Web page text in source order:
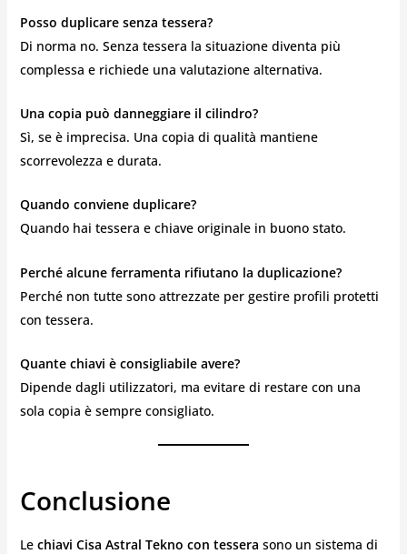
Posso duplicare senza tessera?
Di norma no. Senza tessera la situazione diventa più
complessa e richiede una valutazione alternativa.
Una copia può danneggiare il cilindro?
Sì, se è imprecisa. Una copia di qualità mantiene
scorrevolezza e durata.
Quando conviene duplicare?
Quando hai tessera e chiave originale in buono stato.
Perché alcune ferramenta rifiutano la duplicazione?
Perché non tutte sono attrezzate per gestire profili protetti
con tessera.
Quante chiavi è consigliabile avere?
Dipende dagli utilizzatori, ma evitare di restare con una
sola copia è sempre consigliato.
Conclusione
Le chiavi Cisa Astral Tekno con tessera sono un sistema di